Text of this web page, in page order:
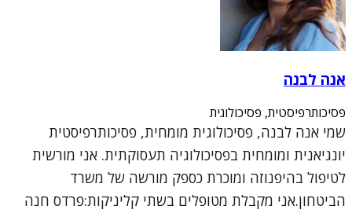
אנה לבנה
פסיכותרפיסטית, פסיכולוגית
שמי אנה לבנה, פסיכולוגית מומחית, פסיכותרפיסטית
יונגיאנית ומומחית בפסיכולוגיה תעסוקתית. אני מורשית
לטיפול בהיפנוזה ומוכרת כספק מורשה של משרד
הביטחון.אני מקבלת מטופלים בשתי קליניקות:פרדס חנה